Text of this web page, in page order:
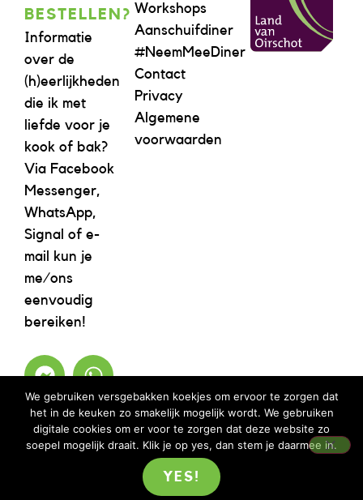
BESTELLEN?
Informatie
over de
(h)eerlijkheden
die ik met
liefde voor je
kook of bak?
Via Facebook
Messenger,
WhatsApp,
Signal of e-
mail kun je
me/ons
eenvoudig
bereiken!
Workshops
Aanschuifdiner
#NeemMeeDiner
Contact
Privacy
Algemene
voorwaarden
©2023 REBELICIOUS – ALLE RECHTEN VOORBEHOUDEN | WEBSITE ISM
We gebruiken versgebakken koekjes om ervoor te zorgen dat
het in de keuken zo smakelijk mogelijk wordt. We gebruiken
digitale cookies om er voor te zorgen dat deze website zo
soepel mogelijk draait. Klik je op yes, dan stem je daarmee in.
YES!